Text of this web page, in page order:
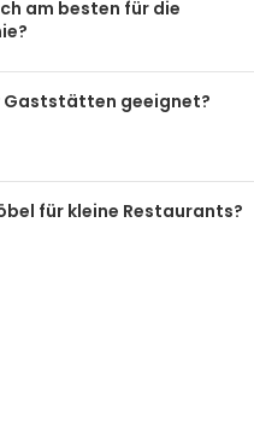
am besten für die
Gaststätten geeignet?
für kleine Restaurants?